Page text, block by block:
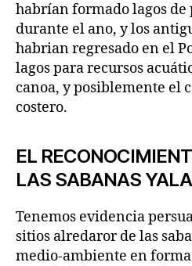
habrían formado lagos
durante el ano, y los
habrian regresado en el
lagos para recursos
canoa, y posiblemente el
costero.
EL
LAS SABANAS
Tenemos evidencia
sitios alredaror de las
medio-ambiente en